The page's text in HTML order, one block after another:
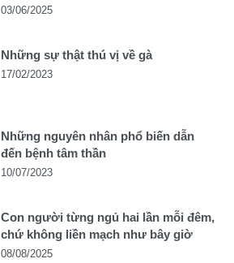
03/06/2025
Những sự thật thú vị về gà
17/02/2023
Những nguyên nhân phổ biến dẫn
đến bệnh tâm thần
10/07/2023
Con người từng ngủ hai lần mỗi đêm,
chứ không liền mạch như bây giờ
08/08/2025